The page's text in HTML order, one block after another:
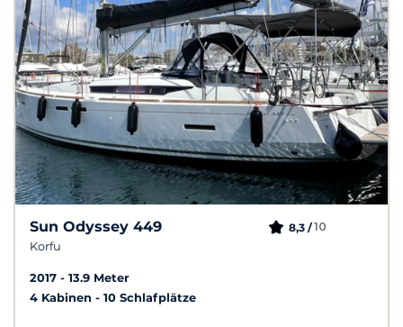
Sun Odyssey 449
Korfu
8,3 /10
2017
13.9 Meter
4 Kabinen
10 Schlafplätze